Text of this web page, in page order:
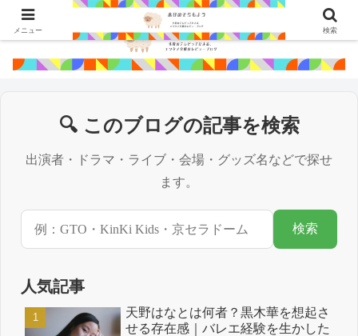
🔍 このブログの記事を検索
出演者・ドラマ・ライブ・会場・グッズ名などで探せ
ます。
検索
人気記事
天野はなとは何者？黒木華を想起さ
せる存在感｜バレエ経験を生かした
メニュー 検索